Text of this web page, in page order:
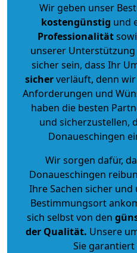
Wir geben unser
kostengünstig und
Professionalität
unserer Unterstützung
sicher sein, dass Ihr
sicherverläuft, denn wir
Anforderungen und
haben die besten
und sicherzustellen,
Donaueschingen
Wir sorgen dafür,
Donaueschingen
Ihre Sachen sicher
Bestimmungsort
sich selbst von den
der Qualität. Unsere
Sie